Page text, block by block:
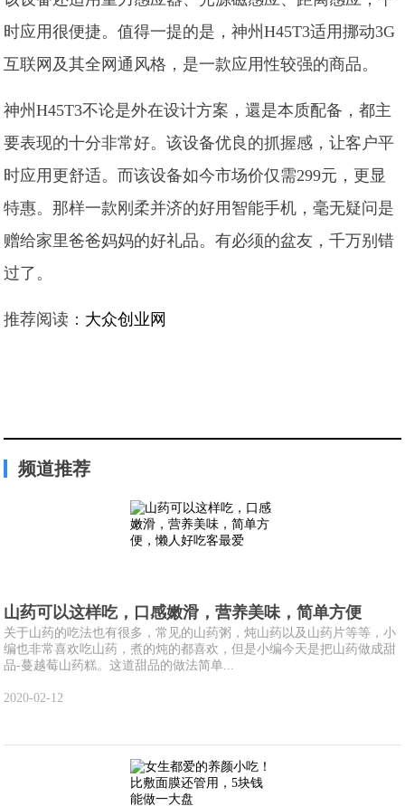
时应用很便捷。值得一提的是，神州H45T3适用挪动3G
互联网及其全网通风格，是一款应用性较强的商品。
神州H45T3不论是外在设计方案，還是本质配备，都主
要表现的十分非常好。该设备优良的抓握感，让客户平
时应用更舒适。而该设备如今市场价仅需299元，更显
特惠。那样一款刚柔并济的好用智能手机，毫无疑问是
赠给家里爸爸妈妈的好礼品。有必须的盆友，千万别错
过了。
推荐阅读： 大众创业网
频道推荐
山药可以这样吃，口感嫩滑，营养美味，简单方便
关于山药的吃法也有很多，常见的山药粥，炖山药以及山药片等等，小
编也非常喜欢吃山药，煮的炖的都喜欢，但是小编今天是把山药做成甜
品-蔓越莓山药糕。这道甜品的做法简单...
2020-02-12